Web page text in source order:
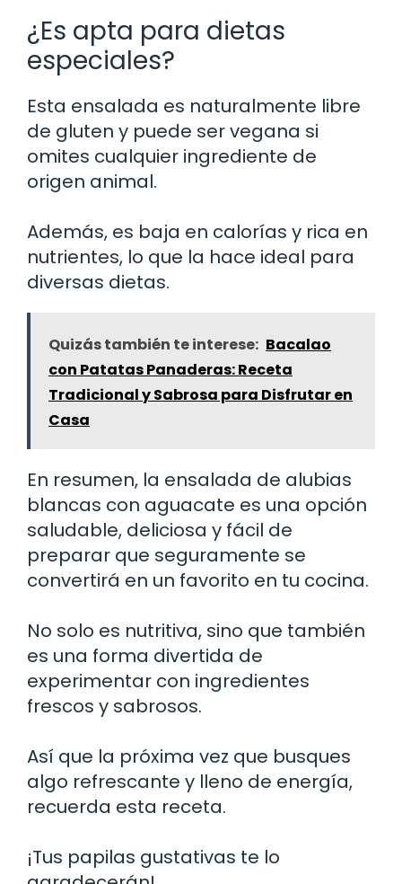
¿Es apta para dietas
especiales?
Esta ensalada es naturalmente libre
de gluten y puede ser vegana si
omites cualquier ingrediente de
origen animal.
Además, es baja en calorías y rica en
nutrientes, lo que la hace ideal para
diversas dietas.
Quizás también te interese: Bacalao
con Patatas Panaderas: Receta
Tradicional y Sabrosa para Disfrutar en
Casa
En resumen, la ensalada de alubias
blancas con aguacate es una opción
saludable, deliciosa y fácil de
preparar que seguramente se
convertirá en un favorito en tu cocina.
No solo es nutritiva, sino que también
es una forma divertida de
experimentar con ingredientes
frescos y sabrosos.
Así que la próxima vez que busques
algo refrescante y lleno de energía,
recuerda esta receta.
¡Tus papilas gustativas te lo